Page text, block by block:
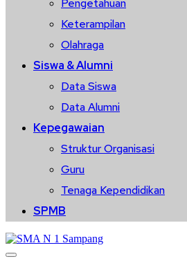
Pengetahuan
Keterampilan
Olahraga
Siswa & Alumni
Data Siswa
Data Alumni
Kepegawaian
Struktur Organisasi
Guru
Tenaga Kependidikan
SPMB